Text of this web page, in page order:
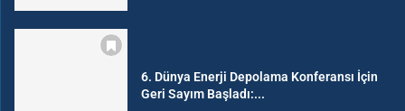
6. Dünya Enerji Depolama Konferansı İçin
Geri Sayım Başladı:...